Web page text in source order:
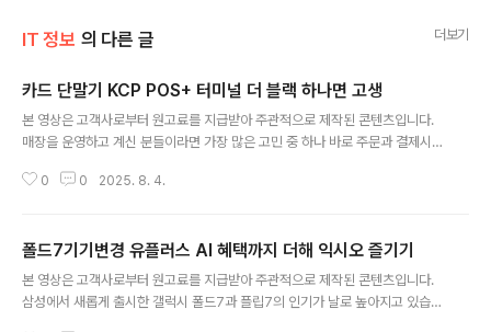
IT 정보 의 다른 글 더보기
카드 단말기 KCP POS+ 터미널 더 블랙 하나면 고생
본 영상은 고객사로부터 원고료를 지급받아 주관적으로 제작된 콘텐츠입니다.
매장을 운영하고 계신 분들이라면 가장 많은 고민 중 하나 바로 주문과 결제시
하려면 그만큼 비용과 시간이 모두 들어가기 때문인데요, 카드 단말기 KCP PO
랙은 앱과 연동해 사용할 전용 단말기를 최초 1회 구입하면 평생 추가 비용 없이
무료로 포스와 키오스크 앱을 사용할 수 있는 서비스입니다. 기존에 포스기와
키오스크의 경우 기계를 꼭 구매하거나 월렌탈 형식으로 매월 비용이 지불해야
0 0 2025. 8. 4.
폴드7기기변경 유플러스 AI 혜택까지 더해 익시오 즐기기
본 영상은 고객사로부터 원고료를 지급받아 주관적으로 제작된 콘텐츠입니다.
삼성에서 새롭게 출시한 갤럭시 폴드7과 플립7의 인기가 날로 높아지고 있습니